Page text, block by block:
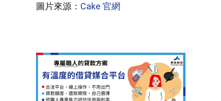
圖片來源： Cake 官網